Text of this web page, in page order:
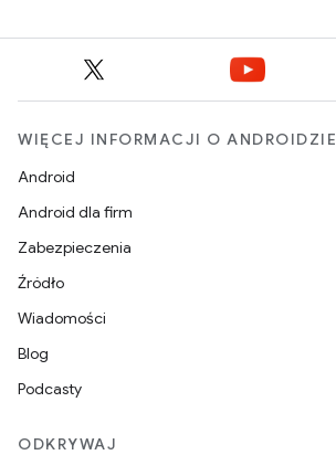
WIĘCEJ INFORMACJI O ANDROIDZIE
Android
Android dla firm
Zabezpieczenia
Źródło
Wiadomości
Blog
Podcasty
ODKRYWAJ